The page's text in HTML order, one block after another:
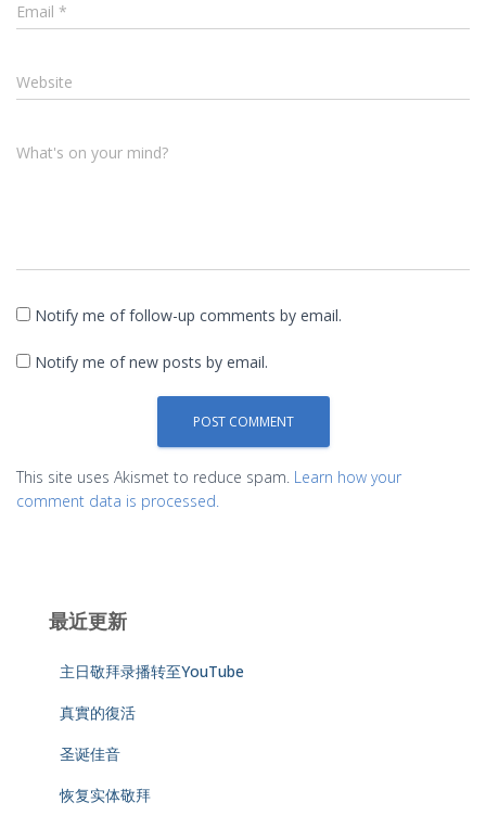
Email *
Website
What's on your mind?
Notify me of follow-up comments by email.
Notify me of new posts by email.
This site uses Akismet to reduce spam. Learn how your
comment data is processed.
最近更新
主日敬拜录播转至YouTube
真實的復活
圣诞佳音
恢复实体敬拜